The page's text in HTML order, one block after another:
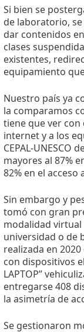
Si bien se
de laboratorio,
dar contenidos
clases
existentes,
equipamiento
Nuestro país ya
la comparamos
tiene que ver con
internet y a los
CEPAL-UNESCO
mayores al 87%
82% en el
Sin embargo y
tomó con gran
modalidad virtual
universidad o de
realizada en
con dispositivos
LAPTOP”
entregarse 408
la asimetría de
Se gestionaron